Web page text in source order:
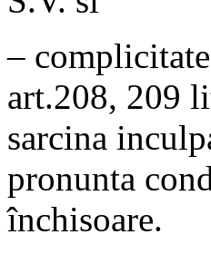
–
art.208, 209
sarcina
pronunta
închisoare.